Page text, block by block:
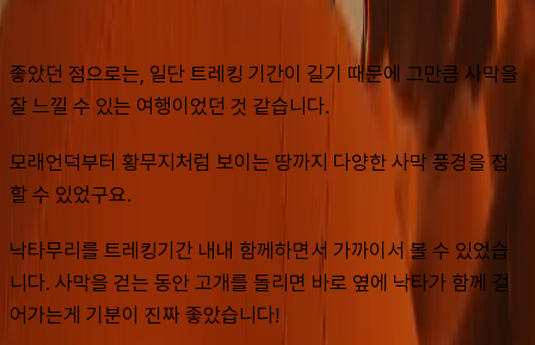
좋았던 점으로는, 일단 트레킹 기간이 길기 때문에 그만큼 사막을
잘 느낄 수 있는 여행이었던 것 같습니다.
모래언덕부터 황무지처럼 보이는 땅까지 다양한 사막 풍경을 접
할 수 있었구요.
낙타무리를 트레킹기간 내내 함께하면서 가까이서 볼 수 있었습
니다. 사막을 걷는 동안 고개를 돌리면 바로 옆에 낙타가 함께 걸
어가는게 기분이 진짜 좋았습니다!